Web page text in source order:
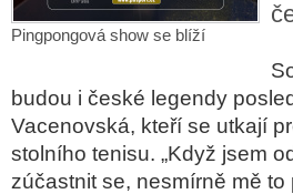
Pingpongová show se blíží
budou i české legendy
Vacenovská, kteří se utkají
stolního tenisu. „Když jsem
zúčastnit se, nesmírně mě